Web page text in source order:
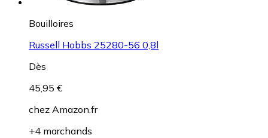
Bouilloires
Russell Hobbs 25280-56 0,8l
Dès
45,95 €
chez Amazon.fr
+4 marchands